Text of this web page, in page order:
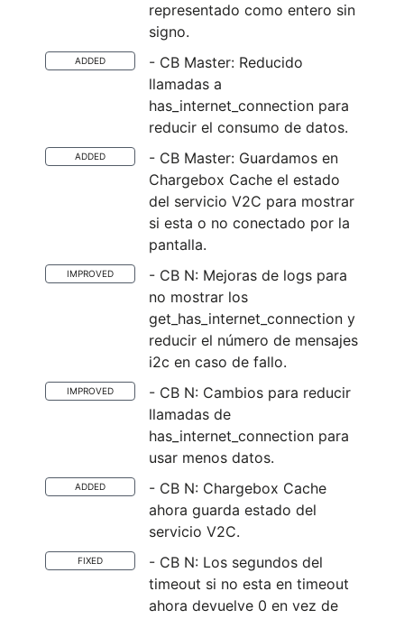
representado como entero sin
signo.
ADDED
- CB Master: Reducido
llamadas a
has_internet_connection para
reducir el consumo de datos.
ADDED
- CB Master: Guardamos en
Chargebox Cache el estado
del servicio V2C para mostrar
si esta o no conectado por la
pantalla.
IMPROVED
- CB N: Mejoras de logs para
no mostrar los
get_has_internet_connection y
reducir el número de mensajes
i2c en caso de fallo.
IMPROVED
- CB N: Cambios para reducir
llamadas de
has_internet_connection para
usar menos datos.
ADDED
- CB N: Chargebox Cache
ahora guarda estado del
servicio V2C.
FIXED
- CB N: Los segundos del
timeout si no esta en timeout
ahora devuelve 0 en vez de